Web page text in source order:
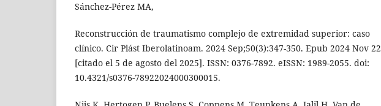
Sánchez-Pérez MA,
Reconstrucción de traumatismo complejo de extremidad superior: caso
clínico. Cir Plást Iberolatinoam. 2024 Sep;50(3):347-350. Epub 2024 Nov 22
[citado el 5 de agosto del 2025]. ISSN: 0376-7892. eISSN: 1989-2055. doi:
10.4321/s0376-78922024000300015.